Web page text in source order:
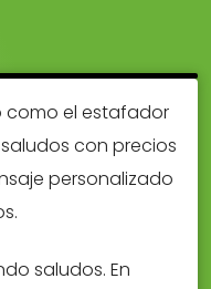
como el estafador
con precios
personalizado
saludos. En